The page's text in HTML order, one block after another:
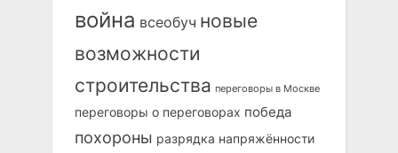
война всеобуч новые
возможности
строительства переговоры в Москве
переговоры о переговорах победа
похороны разрядка напряжённости